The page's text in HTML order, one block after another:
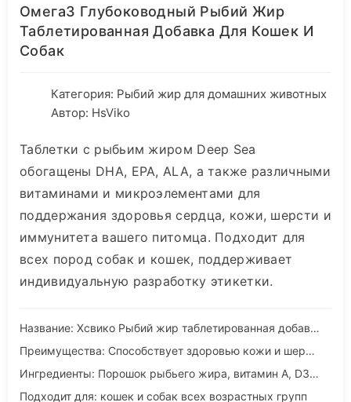
Омега3 Глубоководный Рыбий Жир
Таблетированная Добавка Для Кошек И
Собак
Категория: Рыбий жир для домашних животных
Автор: HsViko
Таблетки с рыбьим жиром Deep Sea
обогащены DHA, EPA, ALA, а также различными
витаминами и микроэлементами для
поддержания здоровья сердца, кожи, шерсти и
иммунитета вашего питомца. Подходит для
всех пород собак и кошек, поддерживает
индивидуальную разработку этикетки.
Название: Хсвико Рыбий жир таблетированная добавка для кошек и собак
Преимущества: Способствует здоровью кожи и шерсти у собак и кошек
Ингредиенты: Порошок рыбьего жира, витамин А, D3, железо, цинк, марганец
Подходит для: кошек и собак всех возрастных групп